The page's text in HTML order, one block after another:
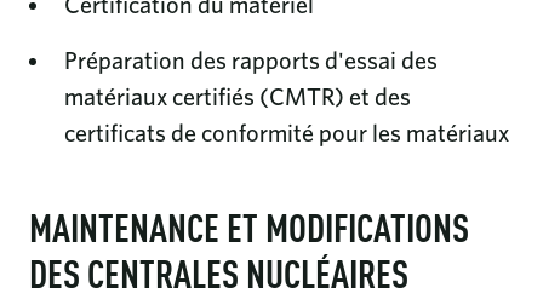
Préparation des rapports d'essai des
matériaux certifiés (CMTR) et des
certificats de conformité pour les matériaux
MAINTENANCE ET MODIFICATIONS
DES CENTRALES NUCLÉAIRES